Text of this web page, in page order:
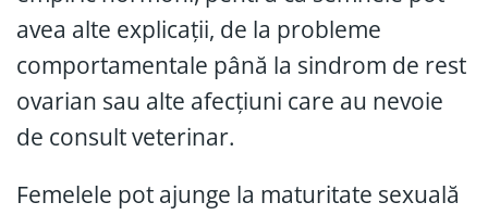
avea alte explicații, de la probleme
comportamentale până la sindrom de rest
ovarian sau alte afecțiuni care au nevoie
de consult veterinar.
Femelele pot ajunge la maturitate sexuală